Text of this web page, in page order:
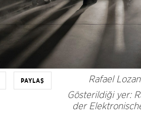
PAYLAŞ
Rafael
Gösterildiği yer:
der